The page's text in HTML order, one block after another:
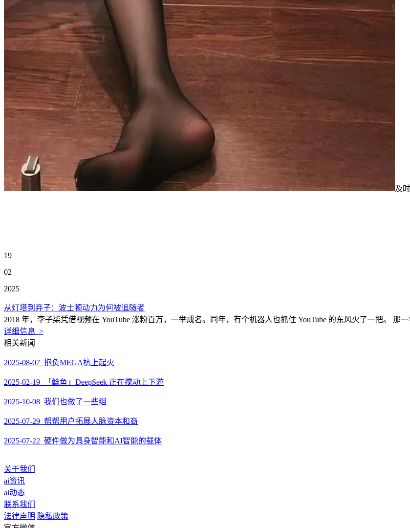
及
19
02
2025
从灯塔到弃子：波士顿动力为何被追随者
2018 年，李子柒凭借视频在 YouTube 涨粉百万，一举成名。同年，有个机器人也抓住 YouTube 的东风火了一把。 那
详细信息 >
相关新闻
2025-08-07 抱负MEGA杭上起火
2025-02-19 「鲶鱼」DeepSeek 正在搅动上下游
2025-10-08 我们也做了一些组
2025-07-29 帮帮用户拓展人脉资本和商
2025-07-22 硬件做为具身智能和AI智能的载体
关于我们
ai资讯
ai动态
联系我们
法律声明 隐私政策